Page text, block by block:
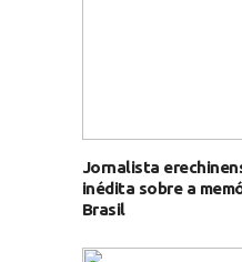
Jornalista
inédita sobre a
Brasil